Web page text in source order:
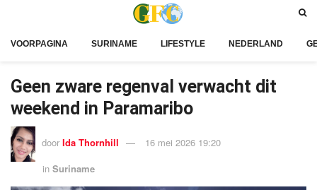
VOORPAGINA SURINAME LIFESTYLE NEDERLAND
Geen zware regenval verwacht dit
weekend in Paramaribo
door Ida Thornhill
16 mei 2026 19:20
in Suriname